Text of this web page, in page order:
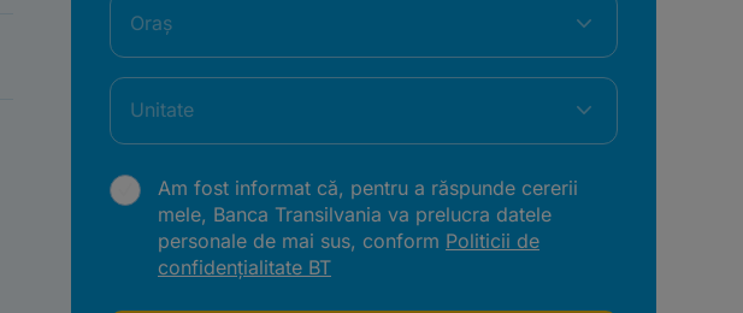
Oraș
Unitate
Am fost informat că, pentru a răspunde cererii
mele, Banca Transilvania va prelucra datele
personale de mai sus, conform Politicii de
confidențialitate BT